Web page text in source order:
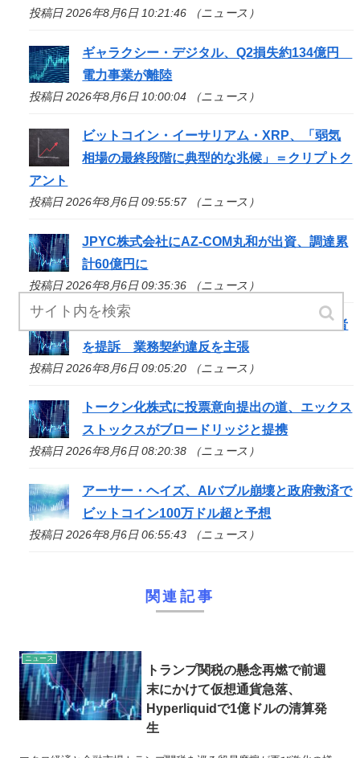
投稿日 2026年8月6日 10:21:46 （ニュース）
ギャラクシー・デジタル、Q2損失約134億円
電力事業が離陸
投稿日 2026年8月6日 10:00:04 （ニュース）
ビットコイン・イーサリアム・XRP、「弱気
相場の最終段階に典型的な兆候」＝クリプトク
アント
投稿日 2026年8月6日 09:55:57 （ニュース）
JPYC株式会社にAZ-COM丸和が出資、調達累
計60億円に
投稿日 2026年8月6日 09:35:36 （ニュース）
バイナンス、決済企業RedotPayの共同創設者
を提訴 業務契約違反を主張
投稿日 2026年8月6日 09:05:20 （ニュース）
トークン化株式に投票意向提出の道、エックス
ストックスがブロードリッジと提携
投稿日 2026年8月6日 08:20:38 （ニュース）
アーサー・ヘイズ、AIバブル崩壊と政府救済で
ビットコイン100万ドル超と予想
投稿日 2026年8月6日 06:55:43 （ニュース）
関連記事
ニュース
トランプ関税の懸念再燃で前週
末にかけて仮想通貨急落、
Hyperliquidで1億ドルの清算発
生